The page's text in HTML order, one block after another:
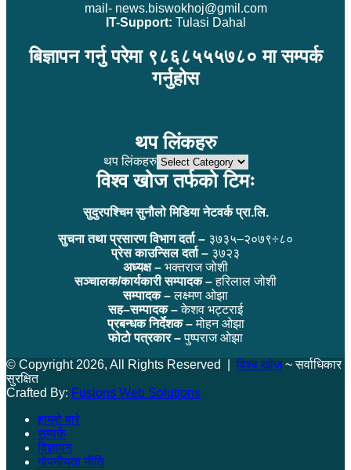
mail- news.biswokhoj@gmil.com
IT-Support: Tulasi Dahal
बिज्ञापन गर्नु परेमा ९८६८५५५७८० मा सम्पर्क
गर्नुहोस
थप लिंकहरु
थप लिंकहरु
विश्व खोज तर्फको टिमः
सुदुरपश्चिम सुनौलो मिडिया नेटवर्क प्रा.लि.
सुचना तथा प्रसारण विभाग दर्ता – ३७३५–२०७९÷८०
प्रेस काउन्सिल दर्ता – ३७२३
अध्यक्ष – भक्तराज जोशी
सञ्चालक/कार्यकारी सम्पादक –हरिलाल जोशी
सम्पादक –लक्ष्मण ओझा
सह–सम्पादक –केशव भट्टराई
प्रबन्धक निर्देशक –मोहन ओझा
फोटो पत्रकार –पुष्पराज ओझा
© Copyright 2026, All Rights Reserved | विश्व खोज~ सर्वाधिकार
सुरक्षित
Crafted By: Fusions Web Solutions
हाम्रो बारे
सम्पर्क
विज्ञापन
गोपनीयता नीति